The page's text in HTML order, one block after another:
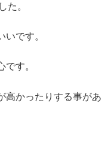
た。
です。
す。
高かったりする事があ